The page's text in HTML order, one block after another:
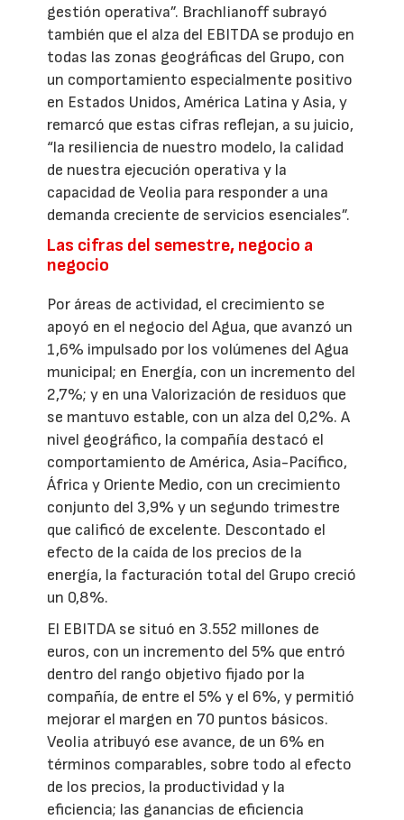
gestión operativa”. Brachlianoff subrayó
también que el alza del EBITDA se produjo en
todas las zonas geográficas del Grupo, con
un comportamiento especialmente positivo
en Estados Unidos, América Latina y Asia, y
remarcó que estas cifras reflejan, a su juicio,
“la resiliencia de nuestro modelo, la calidad
de nuestra ejecución operativa y la
capacidad de Veolia para responder a una
demanda creciente de servicios esenciales”.
Las cifras del semestre, negocio a
negocio
Por áreas de actividad, el crecimiento se
apoyó en el negocio del Agua, que avanzó un
1,6% impulsado por los volúmenes del Agua
municipal; en Energía, con un incremento del
2,7%; y en una Valorización de residuos que
se mantuvo estable, con un alza del 0,2%. A
nivel geográfico, la compañía destacó el
comportamiento de América, Asia-Pacífico,
África y Oriente Medio, con un crecimiento
conjunto del 3,9% y un segundo trimestre
que calificó de excelente. Descontado el
efecto de la caída de los precios de la
energía, la facturación total del Grupo creció
un 0,8%.
El EBITDA se situó en 3.552 millones de
euros, con un incremento del 5% que entró
dentro del rango objetivo fijado por la
compañía, de entre el 5% y el 6%, y permitió
mejorar el margen en 70 puntos básicos.
Veolia atribuyó ese avance, de un 6% en
términos comparables, sobre todo al efecto
de los precios, la productividad y la
eficiencia; las ganancias de eficiencia